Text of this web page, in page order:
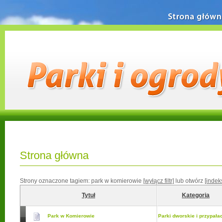
Strona główna
Strony oznaczone tagiem: park w komierowie [wyłącz filtr] lub otwórz
Tytuł Kategoria
Park w Komierowie Parki dworskie i
Strona główna